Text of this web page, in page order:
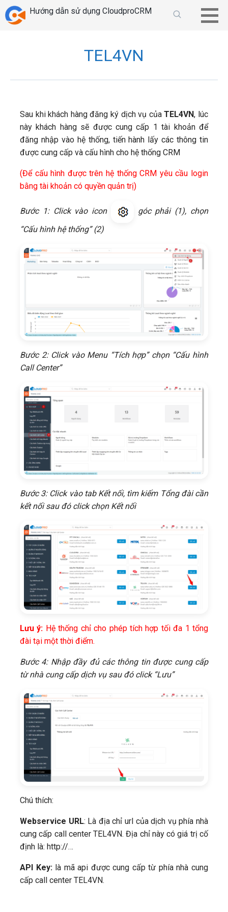
Chuyển
tới
Hướng dẫn sử dụng CloudproCRM
TEL4VN
Sau khi khách hàng đăng ký dịch vụ củaTEL4VN, lúc
này khách hàng sẽ được cung cấp 1 tài khoản để
đăng nhập vào hệ thống, tiến hành lấy các thông tin
được cung cấp và cấu hình cho hệ thống CRM
(Để cấu hình được trên hệ thống CRM yêu cầu login
bằng tài khoản có quyền quản trị)
Bước 1: Click vào icon
góc phải (1), chọn
“Cấu hình hệ thống” (2)
Bước 2: Click vào Menu “Tích hợp” chọn “Cấu hình
Call Center”
Bước 3: Click vào tab Kết nối, tìm kiếm Tổng đài cần
kết nối sau đó click chọn Kết nối
Lưu ý: Hệ thống chỉ cho phép tích hợp tối đa 1 tổng
đài tại một thời điểm.
Bước 4: Nhập đầy đủ các thông tin được cung cấp
từ nhà cung cấp dịch vụ sau đó click “Lưu”
Chú thích:
Webservice URL: Là địa chỉ url của dịch vụ phía nhà
cung cấp call center TEL4VN. Địa chỉ này có giá trị cố
định là: http://…
API Key: là mã api được cung cấp từ phía nhà cung
cấp call center TEL4VN.